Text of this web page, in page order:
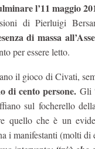
l’11 maggio
di Pierluigi
di massa
per essere letto.
il gioco di Civati,
di cento persone.Gli
sul focherello
quello che è un
i manifestanti (molti